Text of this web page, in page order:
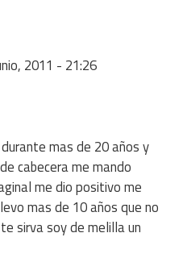
2011 - 21:26
mas de 20 años y
cabecera me mando
me dio positivo me
mas de 10 años que no
sirva soy de melilla un